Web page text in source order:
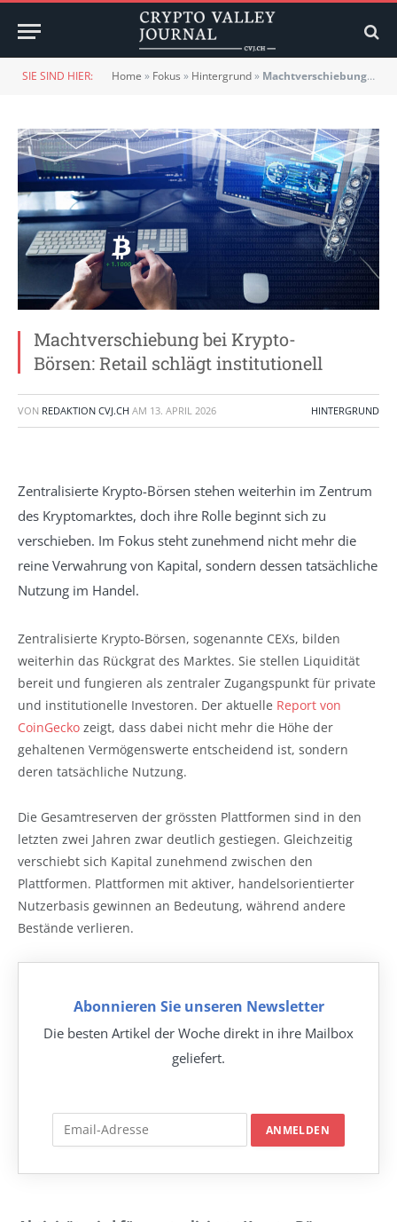
SIE SIND HIER: Home » Fokus » Hintergrund» Machtverschiebung bei Krypto-Börsen: Retail schlägt institutionell
Machtverschiebung bei Krypto-
Börsen: Retail schlägt institutionell
VON REDAKTION CVJ.CH AM 13. APRIL 2026 HINTERGRUND
Zentralisierte Krypto-Börsen stehen weiterhin im Zentrum
des Kryptomarktes, doch ihre Rolle beginnt sich zu
verschieben. Im Fokus steht zunehmend nicht mehr die
reine Verwahrung von Kapital, sondern dessen tatsächliche
Nutzung im Handel.
Zentralisierte Krypto-Börsen, sogenannte CEXs, bilden
weiterhin das Rückgrat des Marktes. Sie stellen Liquidität
bereit und fungieren als zentraler Zugangspunkt für private
und institutionelle Investoren. Der aktuelle Report von
CoinGecko zeigt, dass dabei nicht mehr die Höhe der
gehaltenen Vermögenswerte entscheidend ist, sondern
deren tatsächliche Nutzung.
Die Gesamtreserven der grössten Plattformen sind in den
letzten zwei Jahren zwar deutlich gestiegen. Gleichzeitig
verschiebt sich Kapital zunehmend zwischen den
Plattformen. Plattformen mit aktiver, handelsorientierter
Nutzerbasis gewinnen an Bedeutung, während andere
Bestände verlieren.
Abonnieren Sie unseren Newsletter
Die besten Artikel der Woche direkt in ihre Mailbox
geliefert.